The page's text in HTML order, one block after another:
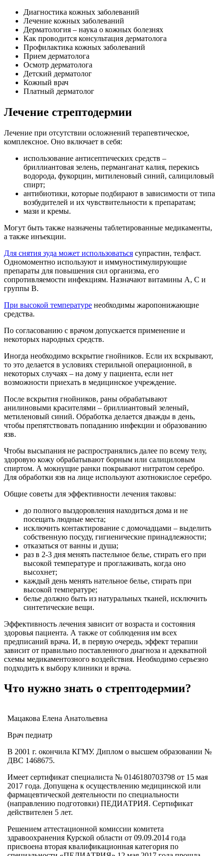
Диагностика кожных заболеваний
Лечение кожных заболеваний
Дерматология – наука о кожных болезнях
Как проводится консультация дерматолога
Профилактика кожных заболеваний
Прием дерматолога
Осмотр дерматолога
Детский дерматолог
Кожный врач
Платный дерматолог
Лечение стрептодермии
Лечение при отсутствии осложнений терапевтическое,
комплексное. Оно включает в себя:
использование антисептических средств –
бриллиантовая зелень, перманганат калия, перекись
водорода, фукорцин, митиленовый синий, салициловый
спирт;
антибиотики, которые подбирают в зависимости от типа
возбудителей и их чувствительности к препаратам;
мази и кремы.
Могут быть также назначены таблетированные медикаменты,
а также инъекции.
Для снятия зуда может использоваться супрастин, телфаст.
Одномоментно используют и иммуностимулирующие
препараты для повышения сил организма, его
сопротивляемости инфекциям. Назначают витамины А, С и
группы В.
При высокой температуре необходимы жаропонижающие
средства.
По согласованию с врачом допускается применение и
некоторых народных средств.
Иногда необходимо вскрытие гнойников. Если их вскрывают,
то это делается в условиях стерильной операционной, в
некоторых случаях – на дому у пациента, если нет
возможности приехать в медицинское учреждение.
После вскрытия гнойников, раны обрабатывают
анилиновыми красителями – бриллиантовый зеленый,
метиленовый синий. Обработка делается дважды в день,
чтобы препятствовать попаданию инфекции и образованию
язв.
Чтобы высыпания не распространялись далее по всему телу,
здоровую кожу обрабатывают борным или салициловым
спиртом. А мокнущие ранки покрывают нитратом серебро.
Для обработки язв на лице используют азотнокислое серебро.
Общие советы для эффективности лечения таковы:
до полного выздоровления находиться дома и не
посещать людные места;
исключить контактирование с домочадцами – выделить
собственную посуду, гигиенические принадлежности;
отказаться от ванны и душа;
раз в 2-3 дня менять пастельное белье, стирать его при
высокой температуре и проглаживать, когда оно
высохнет;
каждый день менять нательное белье, стирать при
высокой температуре;
белье должно быть из натуральных тканей, исключить
синтетические вещи.
Эффективность лечения зависит от возраста и состояния
здоровья пациента. А также от соблюдения им всех
предписаний врача. И, в первую очередь, эффект терапии
зависит от правильно поставленного диагноза и адекватной
схемы медикаментозного воздействия. Необходимо серьезно
подходить к выбору клиники и врача.
Что нужно знать о стрептодермии?
Мацакова Елена Анатольевна
Врач педиатр
В 2001 г. окончила КГМУ. Диплом о высшем образовании №
ДВС 1468675.
Имеет сертификат специалиста № 0146180703798 от 15 мая
2017 года. Допущена к осуществлению медицинской или
фармацевтической деятельности по специальности
(направлению подготовки) ПЕДИАТРИЯ. Сертификат
действителен 5 лет.
Решением аттестационной комиссии комитета
здравоохранения Курской области от 09.09.2014 года
присвоена вторая квалификационная категория по